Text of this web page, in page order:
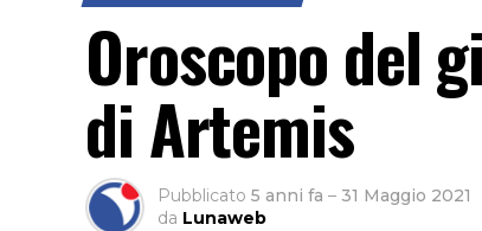
Oroscopo del
di Artemis
Pubblicato 5 anni fa – 31 Maggio 2021
da Lunaweb